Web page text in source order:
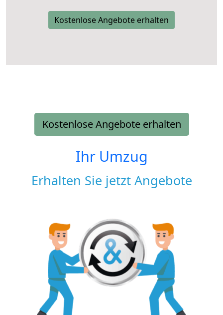
Kostenlose Angebote erhalten
Kostenlose Angebote erhalten
Ihr Umzug
Erhalten Sie jetzt Angebote